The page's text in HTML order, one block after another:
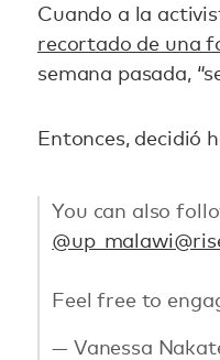
Cuando a la
recortado de una
semana pasada,
Entonces, decidió
You can also
@up_malawi
Feel free to
— Vanessa